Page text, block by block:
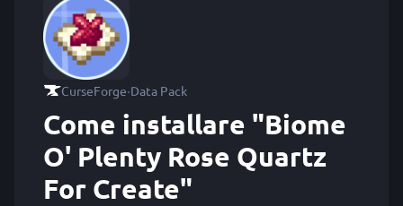
CurseForge·Data Pack
Come installare "Biome
O' Plenty Rose Quartz
For Create"